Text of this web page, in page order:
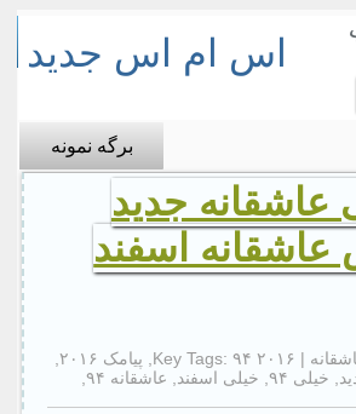
اس ام اس جدید
برگه نمونه
عاشقانه جدید
عاشقانه اسفند
| Key Tags: ۹۴ ۲۰۱۶ , پیامک ۲۰۱۶
,
, خیلی ۹۴ , خیلی اسفند, عاشقانه ۹۴
,